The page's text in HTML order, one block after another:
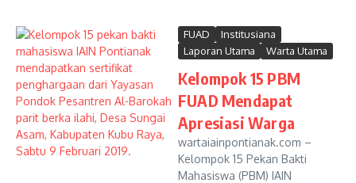
FUAD
Institusiana
Laporan Utama
Warta Utama
Kelompok 15 PBM
FUAD Mendapat
Apresiasi Warga
wartaiainpontianak.com –
Kelompok 15 Pekan Bakti
Mahasiswa (PBM) IAIN